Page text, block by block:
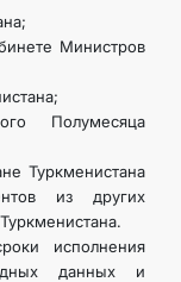
Министров
Полумесяца
Туркменистана
из других
исполнения
данных и